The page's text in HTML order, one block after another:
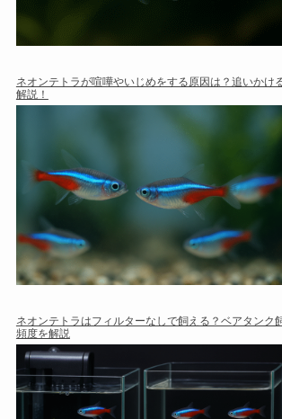
ネオンテトラが喧嘩やいじめをする原因は？追いかけ
解説！
ネオンテトラはフィルターなしで飼える？ベアタンク
頻度を解説